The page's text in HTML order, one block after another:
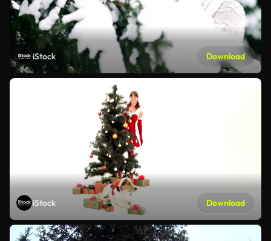
iStock Download
iStock Download